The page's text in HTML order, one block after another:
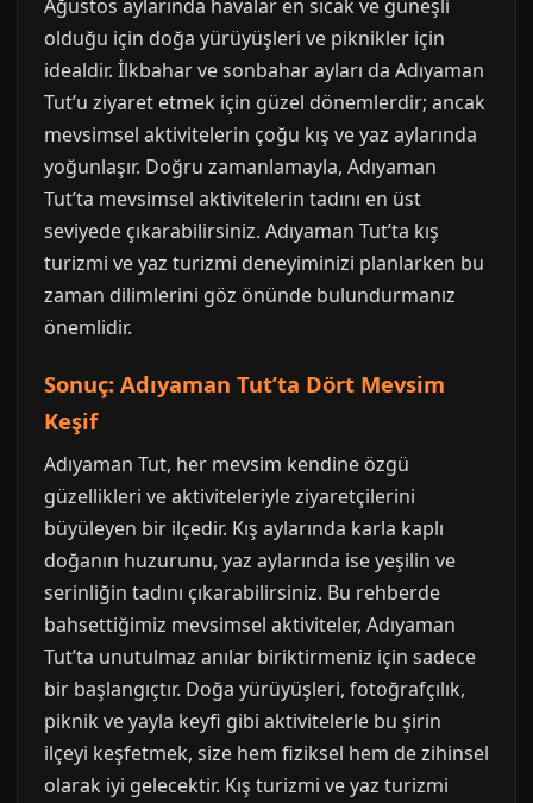
Ağustos aylarında havalar en sıcak ve güneşli
olduğu için doğa yürüyüşleri ve piknikler için
idealdir. İlkbahar ve sonbahar ayları da Adıyaman
Tut’u ziyaret etmek için güzel dönemlerdir; ancak
mevsimsel aktivitelerin çoğu kış ve yaz aylarında
yoğunlaşır. Doğru zamanlamayla, Adıyaman
Tut’ta mevsimsel aktivitelerin tadını en üst
seviyede çıkarabilirsiniz. Adıyaman Tut’ta kış
turizmi ve yaz turizmi deneyiminizi planlarken bu
zaman dilimlerini göz önünde bulundurmanız
önemlidir.
Sonuç: Adıyaman Tut’ta Dört Mevsim
Keşif
Adıyaman Tut, her mevsim kendine özgü
güzellikleri ve aktiviteleriyle ziyaretçilerini
büyüleyen bir ilçedir. Kış aylarında karla kaplı
doğanın huzurunu, yaz aylarında ise yeşilin ve
serinliğin tadını çıkarabilirsiniz. Bu rehberde
bahsettiğimiz mevsimsel aktiviteler, Adıyaman
Tut’ta unutulmaz anılar biriktirmeniz için sadece
bir başlangıçtır. Doğa yürüyüşleri, fotoğrafçılık,
piknik ve yayla keyfi gibi aktivitelerle bu şirin
ilçeyi keşfetmek, size hem fiziksel hem de zihinsel
olarak iyi gelecektir. Kış turizmi ve yaz turizmi